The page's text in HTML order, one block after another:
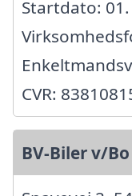
Startdato:
CVR:
BV-Biler v/